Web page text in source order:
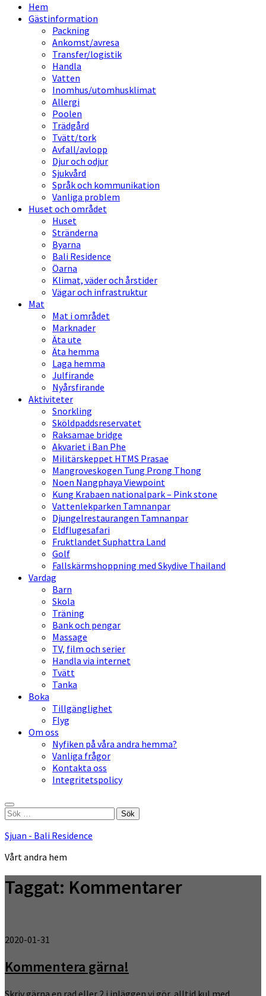
Hem
Gästinformation
Packning
Ankomst/avresa
Transfer/logistik
Handla
Vatten
Inomhus/utomhusklimat
Allergi
Poolen
Trädgård
Tvätt/tork
Avfall/avlopp
Djur och odjur
Sjukvård
Språk och kommunikation
Vanliga problem
Huset och området
Huset
Stränderna
Byarna
Bali Residence
Öarna
Klimat, väder och årstider
Vägar och infrastruktur
Mat
Mat i området
Marknader
Äta ute
Äta hemma
Laga hemma
Julfirande
Nyårsfirande
Aktiviteter
Snorkling
Sköldpaddsreservatet
Raksamae bridge
Akvariet i Ban Phe
Militärskeppet HTMS Prasae
Mangroveskogen Tung Prong Thong
Noen Nangphaya Viewpoint
Kung Krabaen nationalpark – Pink stone
Vattenlekparken Tamnanpar
Djungelrestaurangen Tamnanpar
Eldflugesafari
Fruktlandet Suphattra Land
Golf
Fallskärmshoppning med Skydive Thailand
Vardag
Barn
Skola
Träning
Bank och pengar
Massage
TV, film och serier
Handla via internet
Tvätt
Tanka
Boka
Tillgänglighet
Flyg
Om oss
Nyfiken på våra andra hemma?
Vanliga frågor
Kontakta oss
Integritetspolicy
Sök
Sjuan - Bali Residence
Vårt andra hem
Taggat: Kommentarer
2020-01-31
Kommentera gärna!
Skriv gärna en rad eller 2 i inläggen vi gör, alltid kul med